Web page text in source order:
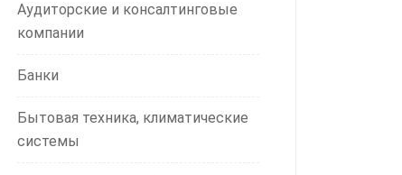
Аудиторские и консалтинговые
компании
Банки
Бытовая техника, климатические
системы